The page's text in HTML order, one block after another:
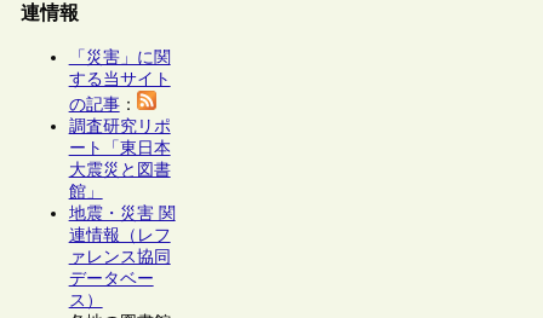
連情報
「災害」に関
する当サイト
の記事：
調査研究リポ
ート「東日本
大震災と図書
館」
地震・災害 関
連情報（レフ
ァレンス協同
データベー
ス）